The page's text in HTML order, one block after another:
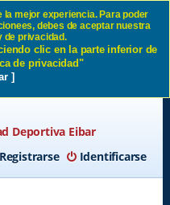
SD Eibar
Deportiva Eibar
Identificarse
Registrarse
mejor experiencia. Para poder
debes de aceptar nuestra
de privacidad.
clic en la parte inferior de
de privacidad"
]